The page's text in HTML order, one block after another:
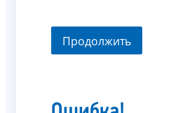
Продолжить